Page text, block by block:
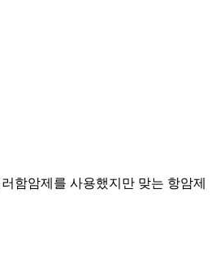
함암제를 사용했지만 맞는 항암제